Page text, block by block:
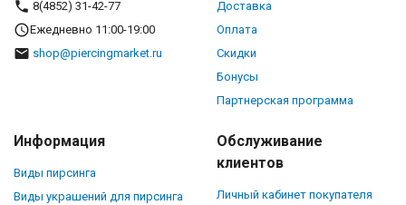
8(4852) 31-42-77
Ежедневно 11:00-19:00
shop@piercingmarket.ru
Доставка
Оплата
Скидки
Бонусы
Партнерская программа
Информация
Виды пирсинга
Виды украшений для пирсинга
Обслуживание
клиентов
Личный кабинет покупателя